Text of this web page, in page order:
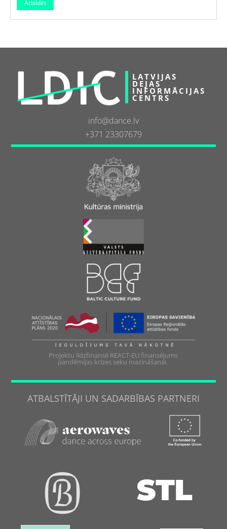
LATVIJAS
DEJAS
INFORMĀCIJAS
CENTRS
info@dance.lv
+371 23307679
Projektu līdzfinansē REACT-EU finansējums
pandēmijas krīzes seku mazināšanai.
ATBALSTĪTĀJI UN SADARBĪBAS PARTNERI